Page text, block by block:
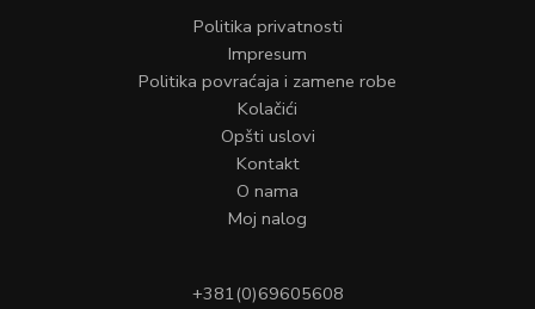
Politika privatnosti
Impresum
Politika povraćaja i zamene robe
Kolačići
Opšti uslovi
Kontakt
O nama
Moj nalog
+381(0)69605608